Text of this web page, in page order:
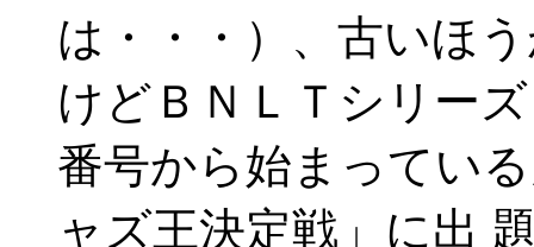
は・・・）、古いほ
けどＢＮＬＴシリー
番号から始まってい
ャズ王決定戦」に出